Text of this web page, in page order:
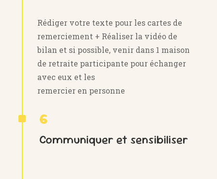
Rédiger votre texte pour les cartes de
remerciement + Réaliser la vidéo de
bilan et si possible, venir dans 1 maison
de retraite participante pour échanger
avec eux et les
remercier en personne
^ 6
Communiquer et sensibiliser